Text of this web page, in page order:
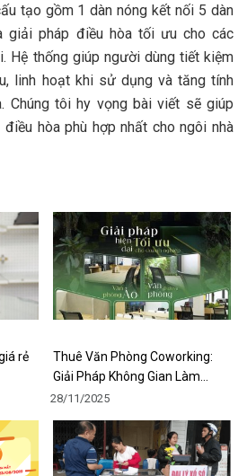
tạo gồm 1 dàn nóng kết nối 5 dàn
giải pháp điều hòa tối ưu cho các
Hệ thống giúp người dùng tiết kiệm
linh hoạt khi sử dụng và tăng tính
Chúng tôi hy vọng bài viết sẽ giúp
hòa phù hợp nhất cho ngôi nhà
rẻ
Thuê Văn Phòng Coworking:
Giải Pháp Không Gian Làm…
28/11/2025